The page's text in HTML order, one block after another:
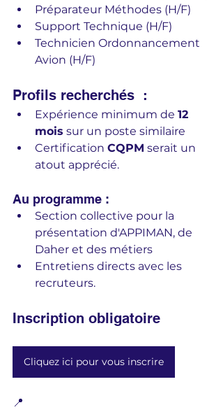
Préparateur Méthodes (H/F)
Support Technique (H/F)
Technicien Ordonnancement
Avion (H/F)
Profils recherchés  :
Expérience minimum de 12
mois sur un poste similaire
Certification CQPM serait un
atout apprécié.
Au programme :
Section collective pour la
présentation d'APPIMAN, de
Daher et des métiers
Entretiens directs avec les
recruteurs.
Inscription obligatoire
Cliquez ici pour vous inscrire
📍